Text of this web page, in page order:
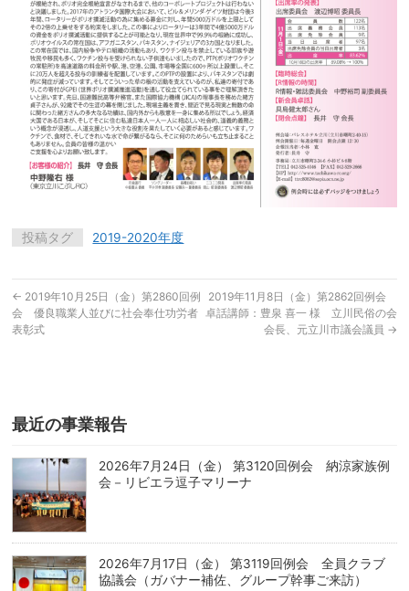
投稿タグ 2019-2020年度
← 2019年10月25日（金）第2860回例
会 優良職業人並びに社会奉仕功労者
表彰式
2019年11月8日（金）第2862回例会
卓話講師：豊泉 喜一 様 立川民俗の会
会長、元立川市議会議員 →
最近の事業報告
2026年7月24日（金） 第3120回例会 納涼家族例
会－リビエラ逗子マリーナ
2026年7月17日（金） 第3119回例会 全員クラブ
協議会（ガバナー補佐、グループ幹事ご来訪）